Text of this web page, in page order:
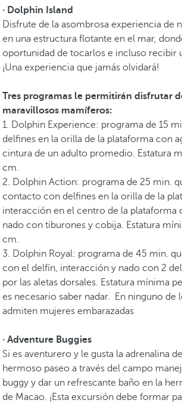
· Dolphin Island
Disfrute de la asombrosa experiencia de
en una estructura flotante en el mar,
oportunidad de tocarlos e incluso recibir
¡Una experiencia que jamás olvidará!
Tres programas le permitirán disfrutar
maravillosos mamíferos:
1. Dolphin Experience: programa de 15
delfines en la orilla de la plataforma con
cintura de un adulto promedio. Estatura
cm.
2. Dolphin Action: programa de 25 min.
contacto con delfines en la orilla de la
interacción en el centro de la plataforma
nado con tiburones y cobija. Estatura
cm.
3. Dolphin Royal: programa de 45 min.
con el delfín, interacción y nado con 2
por las aletas dorsales. Estatura mínima
es necesario saber nadar. En ninguno de
admiten mujeres embarazadas
· Adventure Buggies
Si es aventurero y le gusta la adrenalina
hermoso paseo a través del campo
buggy y dar un refrescante baño en la
de Macao. ¡Esta excursión debe formar